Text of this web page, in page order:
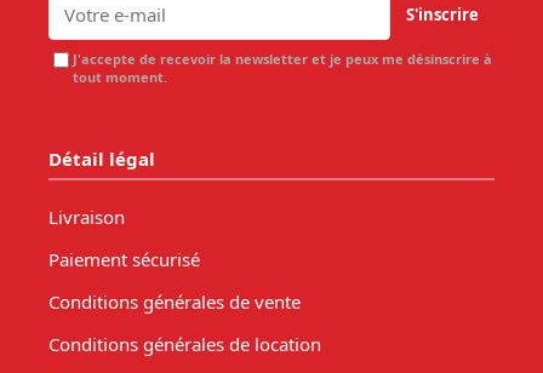
S'inscrire
J'accepte de recevoir la newsletter et je peux me désinscrire à
tout moment.
Détail légal
Livraison
Paiement sécurisé
Conditions générales de vente
Conditions générales de location